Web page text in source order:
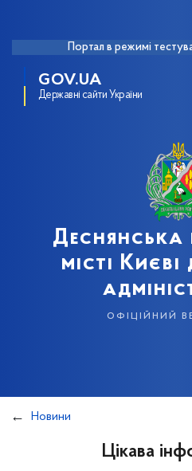
Портал в режимі
GOV.UA
Державні сайти України
Деснянська
місті
офіційний
Новини
Цікава